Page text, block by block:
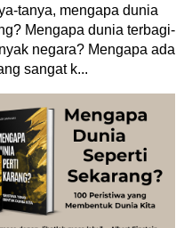
Internet
Iptek
Makanan & Minuman
Misteri
Olahraga
Pendidikan
Sains
Sejarah
Tips
Tokoh
Umum
berikut ini saya usahakan
1 Kaki itu Berapa Meter?
ft) memang lebih sering
“meter”...
Togel yang Tidak Dipahami
Togel
zdnet.com Ini adalah catatan
tanya, mengapa dunia
Mengapa dunia terbagi-
negara? Mengapa ada
sangat k...